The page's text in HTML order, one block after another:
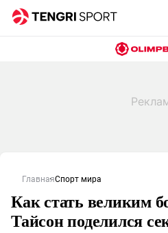
ГлавнаяСпорт мира
Как стать великим
Тайсон поделился